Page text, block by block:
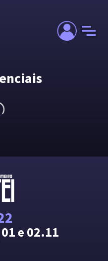
e 02.11